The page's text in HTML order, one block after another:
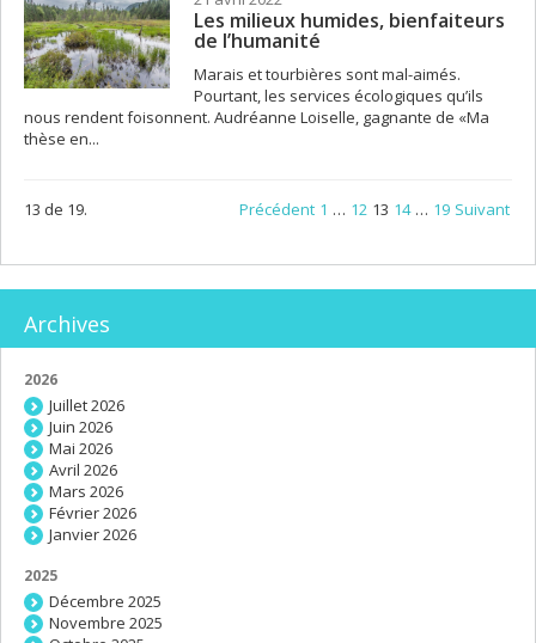
Les milieux humides, bienfaiteurs
de l’humanité
Marais et tourbières sont mal-aimés.
Pourtant, les services écologiques qu’ils
nous rendent foisonnent. Audréanne Loiselle, gagnante de «Ma
thèse en...
13 de 19. Précédent 1 … 12 13 14 … 19 Suivant
Archives
2026
Juillet 2026
Juin 2026
Mai 2026
Avril 2026
Mars 2026
Février 2026
Janvier 2026
2025
Décembre 2025
Novembre 2025